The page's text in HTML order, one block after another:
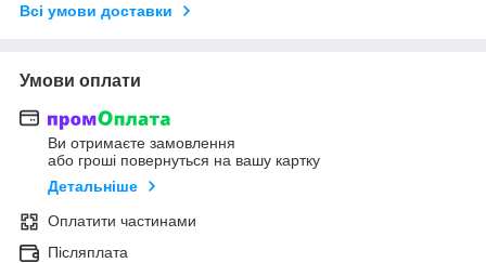
Всі умови доставки
Умови оплати
Ви отримаєте замовлення
або гроші повернуться на вашу картку
Детальніше
Оплатити частинами
Післяплата